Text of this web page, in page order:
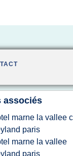
associés
marne la vallee
paris
marne la vallee
paris